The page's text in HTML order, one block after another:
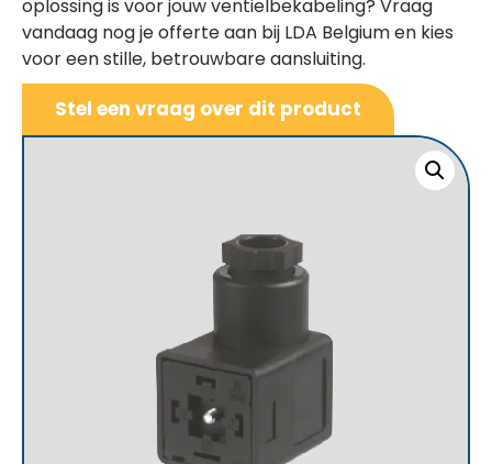
oplossing is voor jouw ventielbekabeling? Vraag
vandaag nog je offerte aan bij LDA Belgium en kies
voor een stille, betrouwbare aansluiting.
Stel een vraag over dit product